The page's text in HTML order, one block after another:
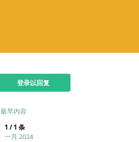
登录以回复
最早内容
1 /1 条
一月 2024